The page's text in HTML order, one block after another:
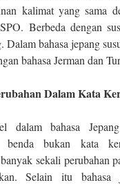
kalimat yang sama
Berbeda dengan
Dalam bahasa jepang
bahasa Jerman dan
Dalam Kata
dalam bahasa
benda bukan kata
sekali perubahan
Selain itu bahasa